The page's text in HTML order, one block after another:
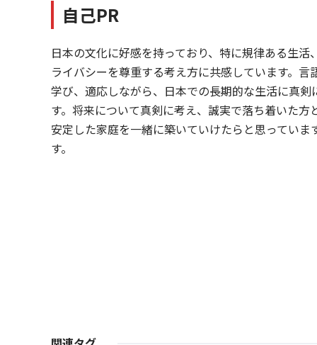
自己PR
日本の文化に好感を持っており、特に規律ある生活
ライバシーを尊重する考え方に共感しています。言
学び、適応しながら、日本での長期的な生活に真
す。将来について真剣に考え、誠実で落ち着いた方
安定した家庭を一緒に築いていけたらと思っていま
す。